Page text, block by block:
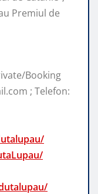
Premiul de
Booking
; Telefon: